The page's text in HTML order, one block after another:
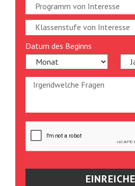
Datum des Beginns